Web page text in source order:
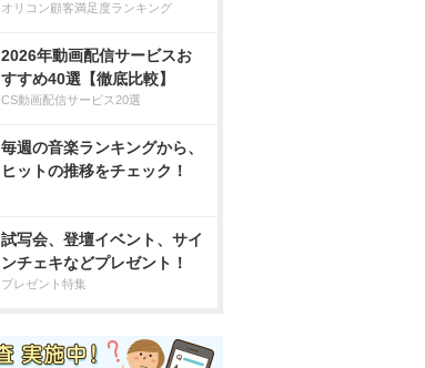
オリコン顧客満足度ランキング
2026年動画配信サービスお
すすめ40選【徹底比較】
CS動画配信サービス20選
毎週の音楽ランキングから、
ヒットの推移をチェック！
試写会、登壇イベント、サイ
ンチェキなどプレゼント！
プレゼント特集